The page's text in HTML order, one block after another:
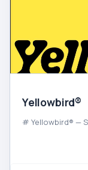
Yellowbird®
# Yellowbird® —